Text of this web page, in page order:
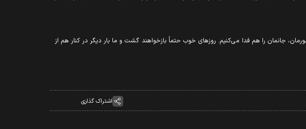
جانمان را هم فدا می‌کنیم. روزهای خوب حتماً بازخواهند گشت و ما بار دیگر در کنار هم از
اشتراک گذاری